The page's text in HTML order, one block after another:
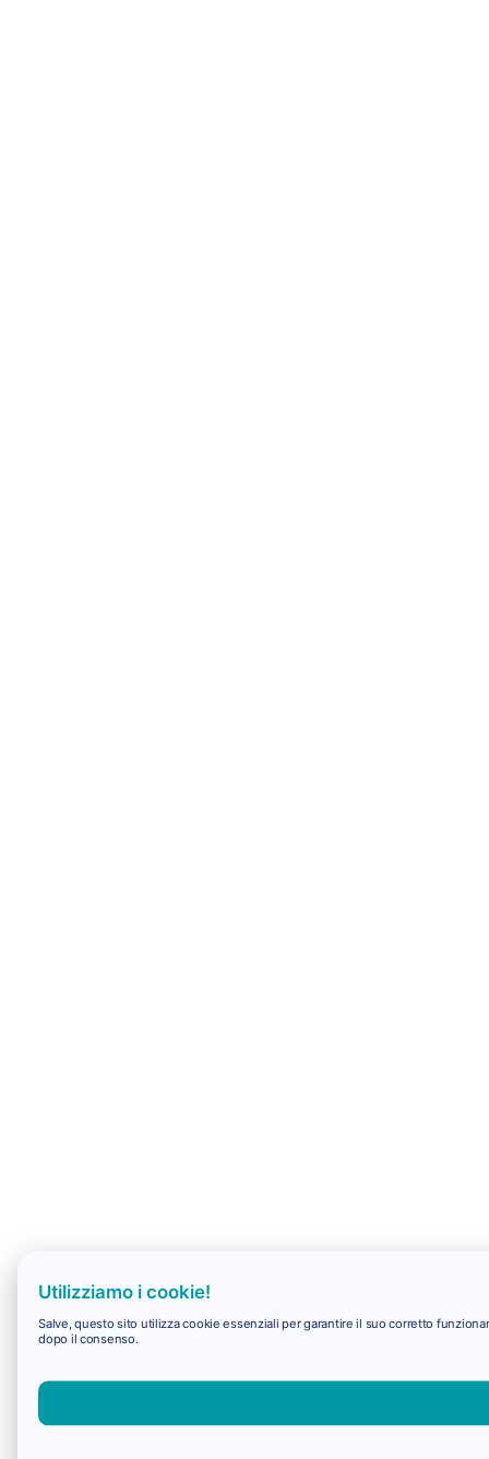
Utilizziamo i cookie!
Salve, questo sito utilizza cookie essenziali per garantire il suo corretto
dopo il consenso.